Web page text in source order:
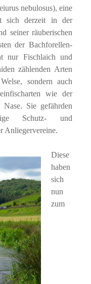
nebulosus), eine
sich derzeit in der
seiner räuberischen
der Bachforellen-
nur Fischlaich und
zählenden Arten
sondern auch
wie der
Sie gefährden
Schutz- und
Anliegervereine.
Diese
haben
sich
nun
zum